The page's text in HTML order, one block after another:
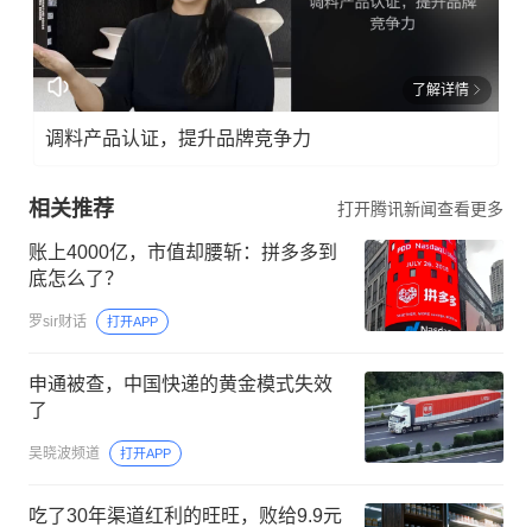
了解详情
调料产品认证，提升品牌竞争力
相关推荐 打开腾讯新闻查看更多
账上4000亿，市值却腰斩：拼多多到
底怎么了？
罗sir财话 打开APP
申通被查，中国快递的黄金模式失效
了
吴晓波频道 打开APP
吃了30年渠道红利的旺旺，败给9.9元